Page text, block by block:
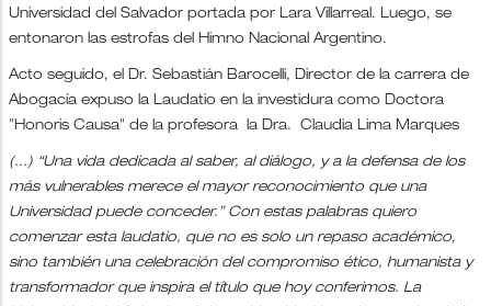
Universidad del Salvador portada por Lara Villarreal. Luego, se
entonaron las estrofas del Himno Nacional Argentino.
Acto seguido, el Dr. Sebastián Barocelli, Director de la carrera de
Abogacía expuso la Laudatio en la investidura como Doctora
"Honoris Causa" de la profesora la Dra. Claudia Lima Marques
(...) “Una vida dedicada al saber, al diálogo, y a la defensa de los
más vulnerables merece el mayor reconocimiento que una
Universidad puede conceder.” Con estas palabras quiero
comenzar esta laudatio, que no es solo un repaso académico,
sino también una celebración del compromiso ético, humanista y
transformador que inspira el título que hoy conferimos. La